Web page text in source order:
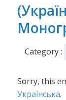
Category :
Sorry, this
Українська.